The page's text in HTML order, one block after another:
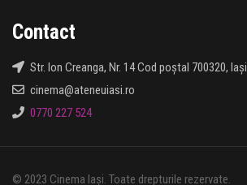
Contact
Str. Ion Creanga, Nr. 14 Cod poștal 700320, Iași
cinema@ateneuiasi.ro
0770 227 524
© 2023 Cinema Iași. Toate drepturile rezervate.